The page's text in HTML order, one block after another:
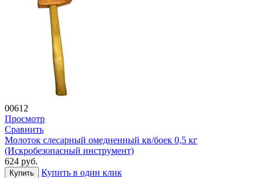
00612
Просмотр
Сравнить
Молоток слесарный омедненный кв/боек 0,5 кг
(Искробезопасный инструмент)
624 руб.
Купить Купить в один клик